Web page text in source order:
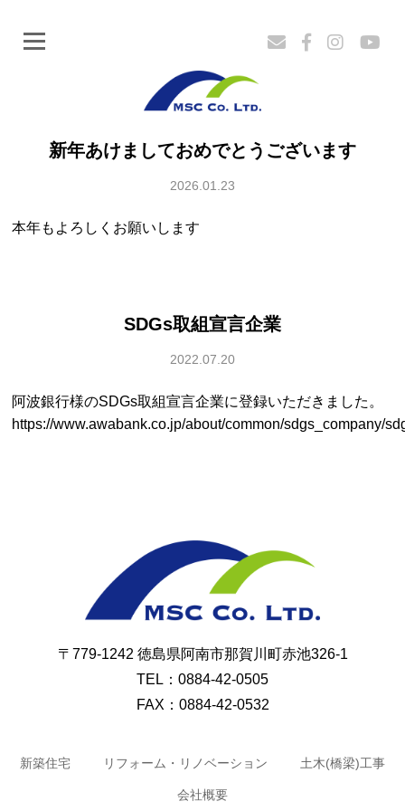
新年あけましておめでとうございます
2026.01.23
本年もよろしくお願いします
SDGs取組宣言企業
2022.07.20
阿波銀行様のSDGs取組宣言企業に登録いただきました。
https://www.awabank.co.jp/about/common/sdgs_company/
〒779-1242 徳島県阿南市那賀川町赤池326-1
TEL：0884-42-0505
FAX：0884-42-0532
新築住宅 リフォーム・リノベーション 土木(橋梁)工事
会社概要